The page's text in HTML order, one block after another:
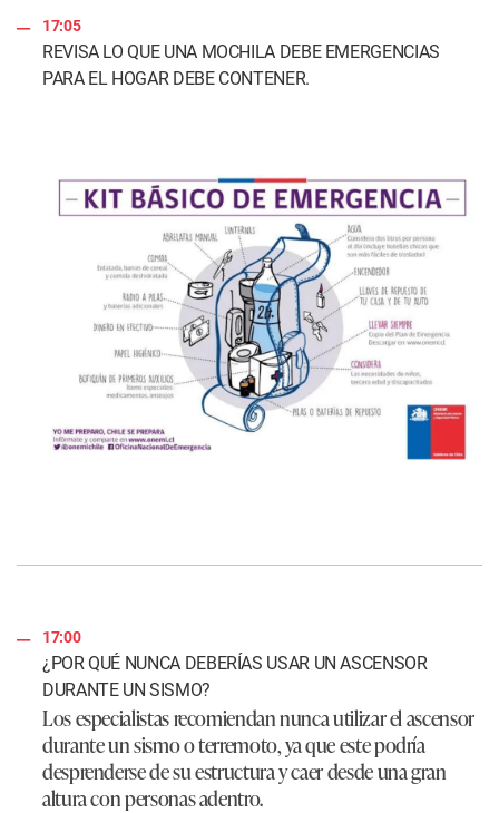
17:05
REVISA LO QUE UNA MOCHILA DEBE EMERGENCIAS
PARA EL HOGAR DEBE CONTENER.
17:00
¿POR QUÉ NUNCA DEBERÍAS USAR UN ASCENSOR
DURANTE UN SISMO?
Los especialistas recomiendan nunca utilizar el ascensor
durante un sismo o terremoto, ya que este podría
desprenderse de su estructura y caer desde una gran
altura con personas adentro.